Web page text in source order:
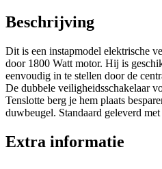
Beschrijving
Dit is een instapmodel elektrische
door 1800 Watt motor. Hij is
eenvoudig in te stellen door de
De dubbele veiligheidsschakelaar
Tenslotte berg je hem plaats
duwbeugel. Standaard geleverd
Extra informatie